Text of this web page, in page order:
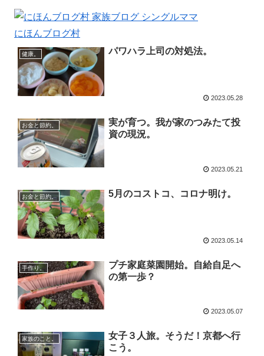
にほんブログ村
健康。 パワハラ上司の対処法。
2023.05.28
お金と節約。
実が育つ。我が家のつみたて投
資の現況。
2023.05.21
お金と節約。 5月のコストコ、コロナ明け。
2023.05.14
手作り。
プチ家庭菜園開始。自給自足へ
の第一歩？
2023.05.07
家族のこと。
女子３人旅。そうだ！京都へ行
こう。